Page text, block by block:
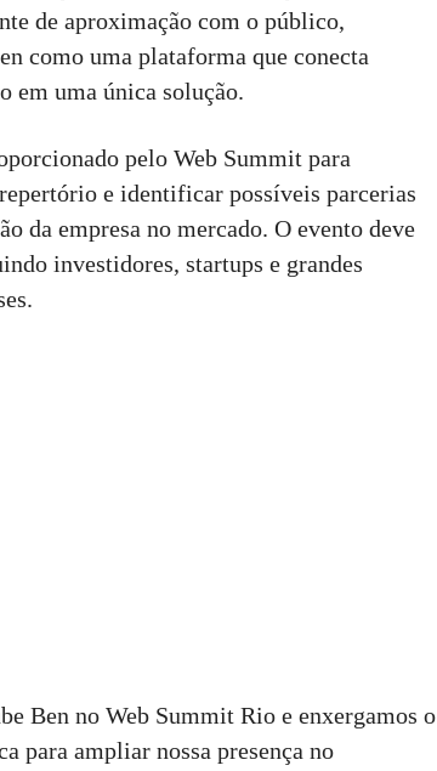
de aproximação com o público,
como uma plataforma que conecta
em uma única solução.
pelo Web Summit para
e identificar possíveis parcerias
da empresa no mercado. O evento deve
investidores, startups e grandes
Ben no Web Summit Rio e enxergamos o
para ampliar nossa presença no